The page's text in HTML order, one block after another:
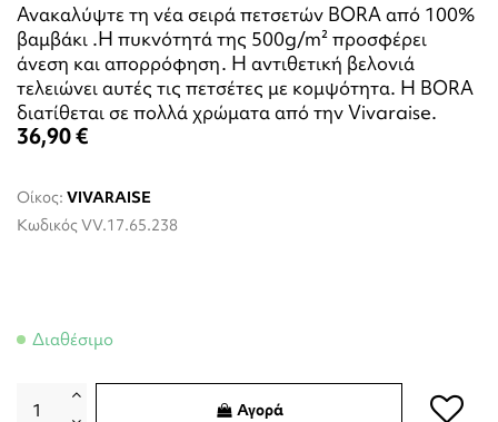
Ανακαλύψτε τη νέα σειρά πετσετών BORA από 100%
βαμβάκι .Η πυκνότητά της 500g/m² προσφέρει
άνεση και απορρόφηση. Η αντιθετική βελονιά
τελειώνει αυτές τις πετσέτες με κομψότητα. Η BORA
διατίθεται σε πολλά χρώματα από την Vivaraise.
36,90 €
Οίκος: VIVARAISE
Κωδικός VV.17.65.238
Διαθέσιμο
Αγορά